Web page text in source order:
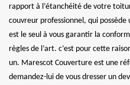
rapport à l’étanchéité de votre
couvreur professionnel, qui
est le seul à vous garantir la
règles de l’art. c’est pour cette
un. Marescot Couverture est une
demandez-lui de vous dresser un